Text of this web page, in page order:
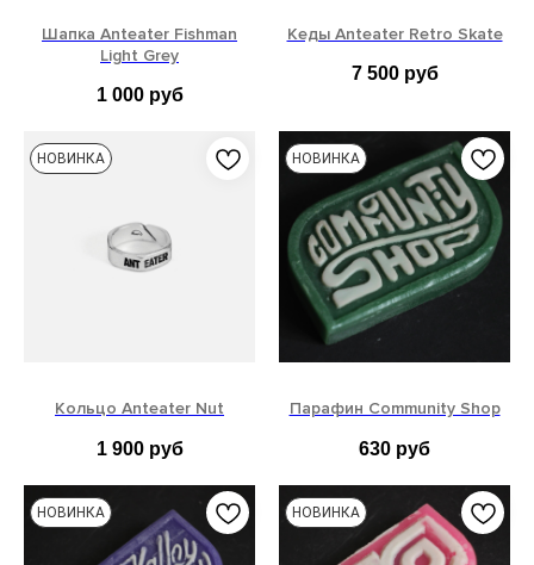
Шапка Anteater Fishman
Light Grey
1 000 руб
Кеды Anteater Retro Skate
7 500 руб
40EU 42EU
44EU 45EU
46EU
НОВИНКА
Кольцо Anteater Nut
1 900 руб
НОВИНКА
Парафин Community Shop
630 руб
НОВИНКА НОВИНКА